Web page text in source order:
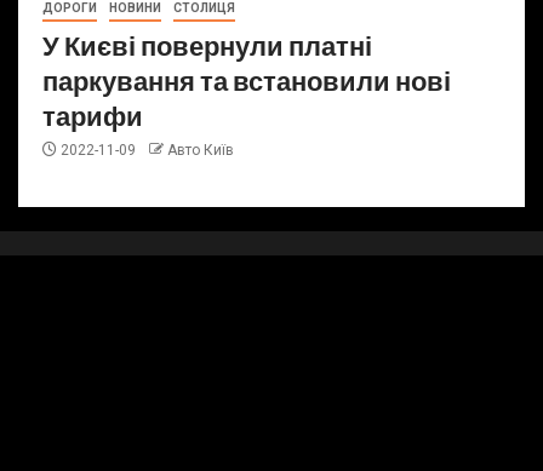
ДОРОГИ НОВИНИ СТОЛИЦЯ
У Києві повернули платні
паркування та встановили нові
тарифи
2022-11-09 Авто Київ